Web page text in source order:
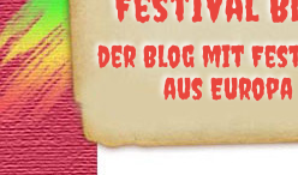
der Blog mit
aus Europa